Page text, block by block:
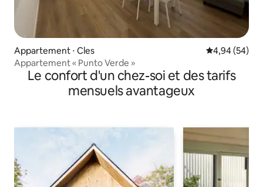
Appartement ⋅ Cles Évaluation
4,94 (54)
Appartement « Punto Verde »
Le confort d'un chez-soi et des tarifs
mensuels avantageux